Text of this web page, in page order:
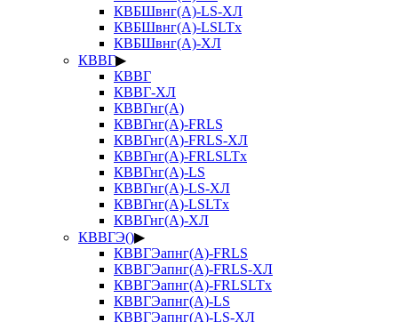
КВБШвнг(А)-LS-ХЛ
КВБШвнг(А)-LSLTx
КВБШвнг(А)-ХЛ
КВВГ▶
КВВГ
КВВГ-ХЛ
КВВГнг(А)
КВВГнг(А)-FRLS
КВВГнг(А)-FRLS-ХЛ
КВВГнг(А)-FRLSLTx
КВВГнг(А)-LS
КВВГнг(А)-LS-ХЛ
КВВГнг(А)-LSLTx
КВВГнг(А)-ХЛ
КВВГЭ()▶
КВВГЭапнг(А)-FRLS
КВВГЭапнг(А)-FRLS-ХЛ
КВВГЭапнг(А)-FRLSLTx
КВВГЭапнг(А)-LS
КВВГЭапнг(А)-LS-ХЛ